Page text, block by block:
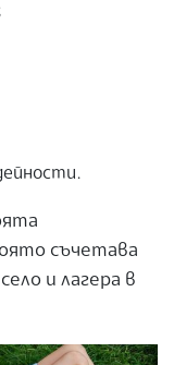
съчетава
и лагера в